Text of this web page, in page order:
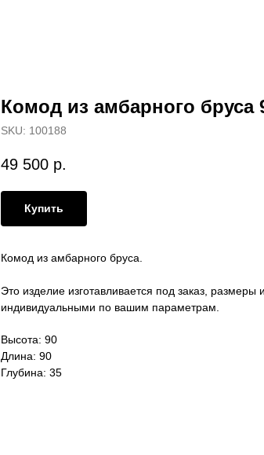
Комод из амбарного бруса
SKU: 100188
49 500 р.
Купить
Комод из амбарного бруса.
Это изделие изготавливается под заказ, размеры
индивидуальными по вашим параметрам.
Высота: 90
Длина: 90
Глубина: 35